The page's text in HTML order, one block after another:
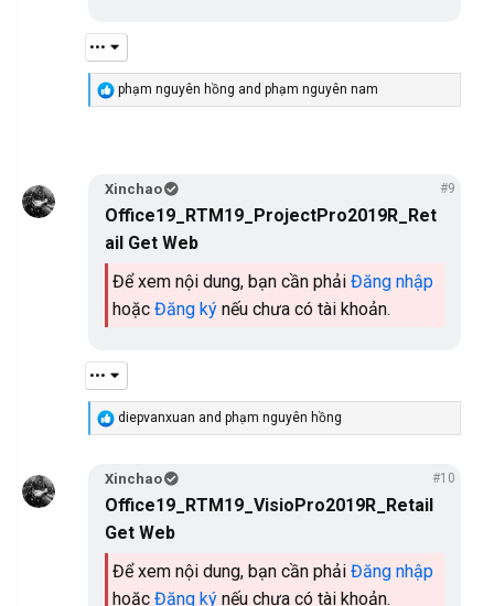
•••
R
e
o
n
:
phạm nguyên hồng and phạm nguyên nam
Xinchao #9
Office19_RTM19_ProjectPro2019R_Ret
ail Get Web
Để xem nội dung, bạn cần phải Đăng nhập
hoặc Đăng ký nếu chưa có tài khoản.
•••
R
e
t
i
n
:
diepvanxuan and phạm nguyên hồng
Xinchao #10
Office19_RTM19_VisioPro2019R_Retail
Get Web
Để xem nội dung, bạn cần phải Đăng nhập
hoặc Đăng ký nếu chưa có tài khoản.